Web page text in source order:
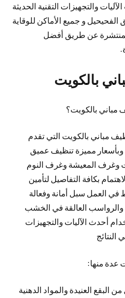
والتجهيزات التقنية الحديثة
و جميع الأماكن للوقاية
المنتشرة عن طريق أفضل
بالكويت
بالكويت؟
مباني بالكويت التي تقدم
مميزة تنظيف عميق
وغرف المعيشة وغرف النوم
بكافة التفاصيل لتأمين
في العمل سبل أمانة وفعالة
والرواسب العالقة في الخشب
أحدث الآليات والتجهيزات
النتائج
عدة منها:
العنيدة والمواد الدهنية